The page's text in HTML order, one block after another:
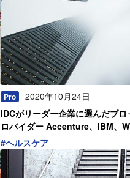
Pro
2020年10月24日
IDCがリーダー企業に選んだブ
ロバイダー Accenture、IBM、
力領域【2020年度】
#ヘルスケア